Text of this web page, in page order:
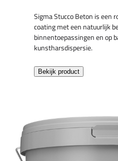
Sigma Stucco Beton is een
coating met een natuurlijk
binnentoepassingen en op
kunstharsdispersie.
Bekijk product